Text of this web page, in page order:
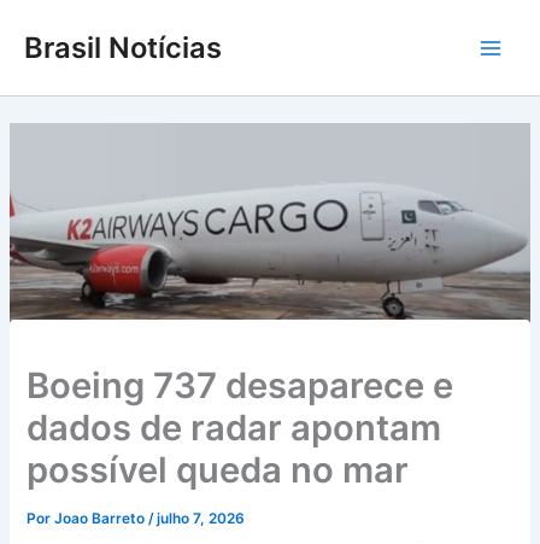
para
conteúdo
Brasil Notícias
Boeing 737 desaparece e
dados de radar apontam
possível queda no mar
PorJoao Barreto/julho 7, 2026